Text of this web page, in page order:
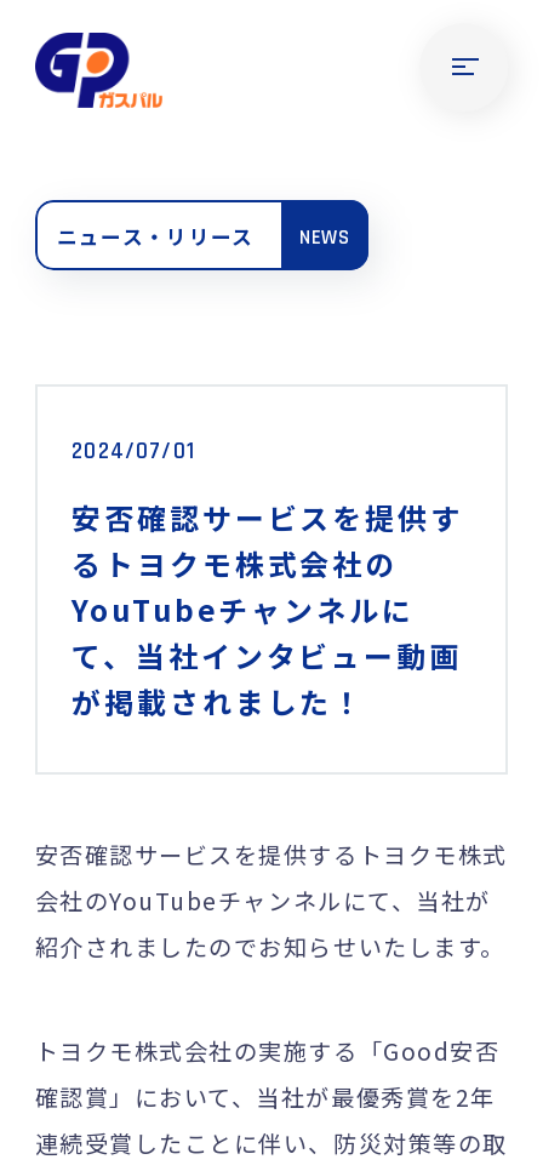
ニュース・リリース NEWS
2024/07/01
安否確認サービスを提供す
るトヨクモ株式会社の
YouTubeチャンネルに
て、当社インタビュー動画
が掲載されました！
安否確認サービスを提供するトヨクモ株式
会社のYouTubeチャンネルにて、当社が
紹介されましたのでお知らせいたします。
トヨクモ株式会社の実施する「Good安否
確認賞」において、当社が最優秀賞を2年
連続受賞したことに伴い、防災対策等の取